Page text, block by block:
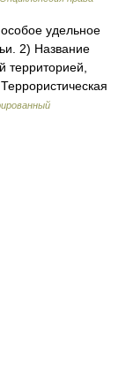
удельное
2) Название
территорией,